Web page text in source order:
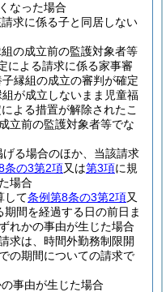
なった場合
求に係る子と同居しない
の成立前の監護対象者等
による請求に係る家事審
縁組の成立の審判が確定
組が成立しないまま児童福
よる措置が解除されたこ
立前の監護対象者等でな
げる場合のほか、当該請求
条の3第2項又は第3項に規
場合
して条例第8条の3第2項又
間を経過する日の前日ま
れかの事由が生じた場合
求は、時間外勤務制限開
の期間についての請求で
事由が生じた場合